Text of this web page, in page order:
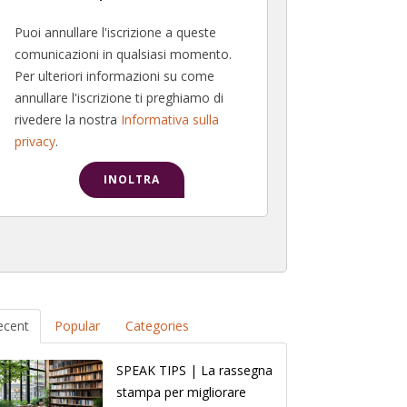
Puoi annullare l'iscrizione a queste
comunicazioni in qualsiasi momento.
Per ulteriori informazioni su come
annullare l'iscrizione ti preghiamo di
rivedere la nostra Informativa sulla
privacy.
Popular Categories
SPEAK TIPS | La rassegna
stampa per migliorare